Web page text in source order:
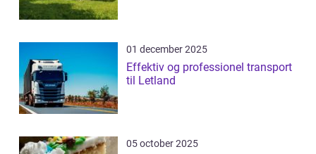
01 december 2025
Effektiv og professionel transport
til Letland
05 october 2025